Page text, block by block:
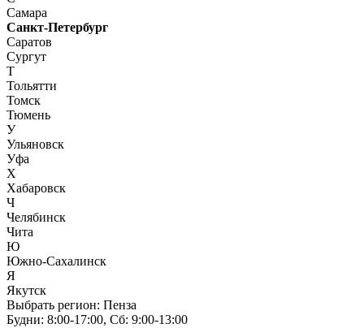
Самара
Санкт-Петербург
Саратов
Сургут
Т
Тольятти
Томск
Тюмень
У
Ульяновск
Уфа
Х
Хабаровск
Ч
Челябинск
Чита
Ю
Южно-Сахалинск
Я
Якутск
Выбрать регион: Пенза
Будни: 8:00‑17:00, Сб: 9:00‑13:00